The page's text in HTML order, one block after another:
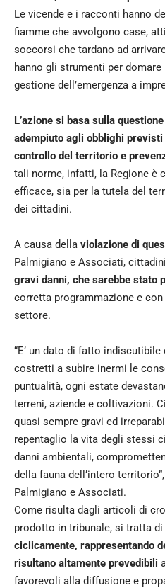
Le vicende e i racconti hanno
fiamme che avvolgono case,
soccorsi che tardano ad
hanno gli strumenti per
gestione dell’emergenza a
L’azione si basa sulla
adempiuto agli obblighi
controllo del territorio e
tali norme, infatti, la Regione è
efficace, sia per la tutela del
dei cittadini.
A causa della violazione di
Palmigiano e Associati,
gravi danni, che sarebbe stato
corretta programmazione e
settore.
“E’ un dato di fatto
costretti a subire inermi le
puntualità, ogni estate
terreni, aziende e coltivazioni.
quasi sempre gravi ed
repentaglio la vita degli stessi
danni ambientali,
della fauna dell’intero
Palmigiano e Associati.
Come risulta dagli articoli di
prodotto in tribunale, si tratta di
ciclicamente, rappresentando
risultano altamente prevedibili
favorevoli alla diffusione e